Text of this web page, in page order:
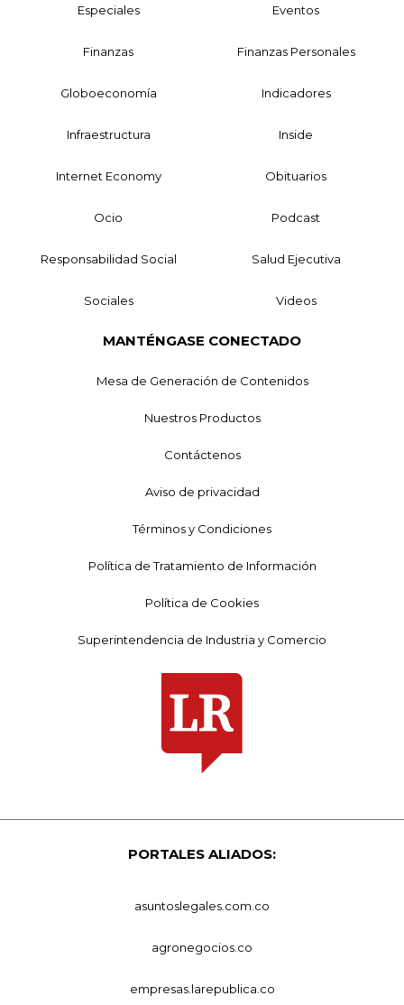
Especiales Eventos
Finanzas Finanzas Personales
Globoeconomía Indicadores
Infraestructura Inside
Internet Economy Obituarios
Ocio Podcast
Responsabilidad Social Salud Ejecutiva
Sociales Videos
MANTÉNGASE CONECTADO
Mesa de Generación de Contenidos
Nuestros Productos
Contáctenos
Aviso de privacidad
Términos y Condiciones
Política de Tratamiento de Información
Política de Cookies
Superintendencia de Industria y Comercio
PORTALES ALIADOS:
asuntoslegales.com.co
agronegocios.co
empresas.larepublica.co